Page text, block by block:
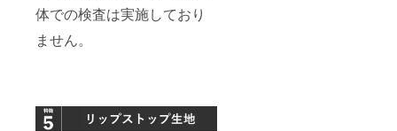
体での検査は実施しており
ません。